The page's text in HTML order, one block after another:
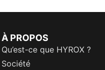
À PROPOS
Qu’est-ce que HYROX ?
Société